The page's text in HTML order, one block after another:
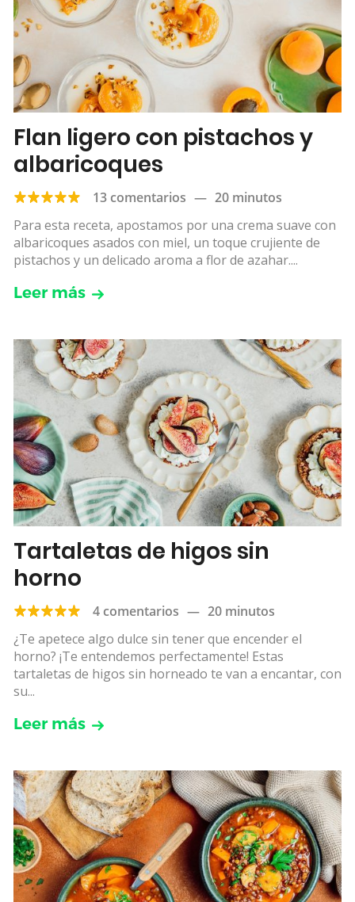
Flan ligero con pistachos y
albaricoques
13 comentarios — 20 minutos
Para esta receta, apostamos por una crema suave con
albaricoques asados con miel, un toque crujiente de
pistachos y un delicado aroma a flor de azahar....
Leer más
Tartaletas de higos sin
horno
4 comentarios — 20 minutos
¿Te apetece algo dulce sin tener que encender el
horno? ¡Te entendemos perfectamente! Estas
tartaletas de higos sin horneado te van a encantar, con
su...
Leer más